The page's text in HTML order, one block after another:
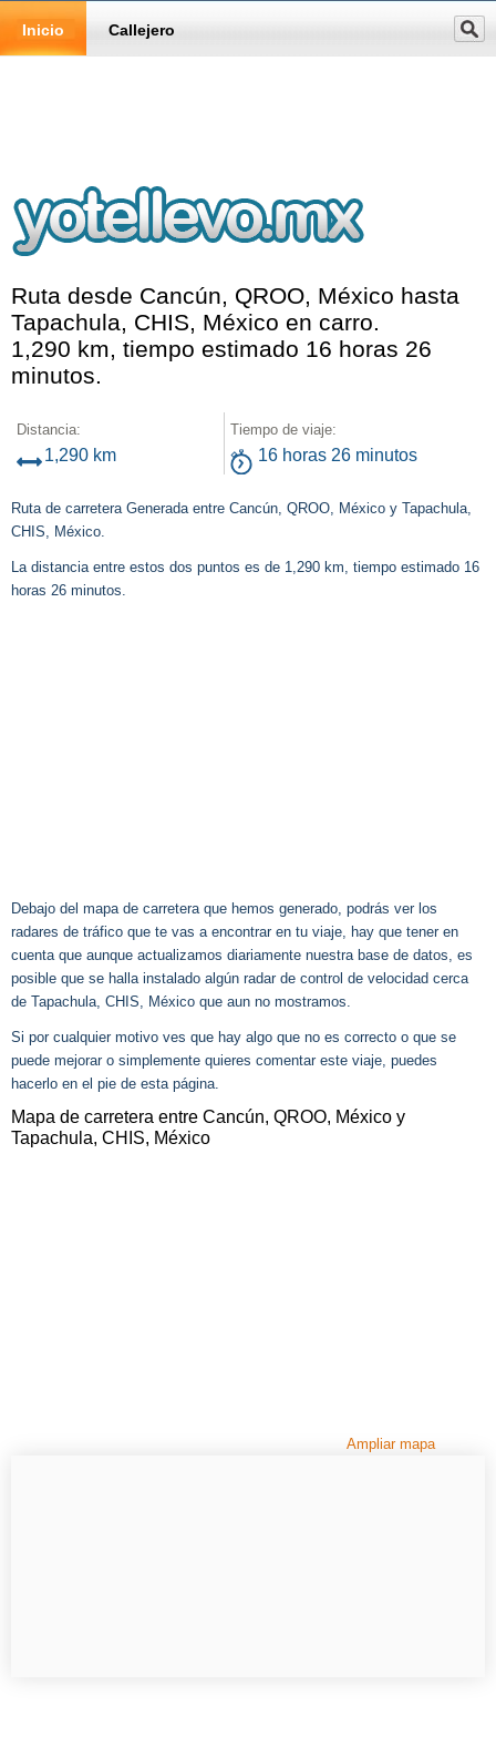
Inicio Callejero
Ruta desde Cancún, QROO, México hasta
Tapachula, CHIS, México en carro.
1,290 km, tiempo estimado 16 horas 26
minutos.
Distancia:
1,290 km
Tiempo de viaje:
16 horas 26 minutos
Ruta de carretera Generada entre Cancún, QROO, México y Tapachula,
CHIS, México.
La distancia entre estos dos puntos es de 1,290 km, tiempo estimado 16
horas 26 minutos.
Debajo del mapa de carretera que hemos generado, podrás ver los
radares de tráfico que te vas a encontrar en tu viaje, hay que tener en
cuenta que aunque actualizamos diariamente nuestra base de datos, es
posible que se halla instalado algún radar de control de velocidad cerca
de Tapachula, CHIS, México que aun no mostramos.
Si por cualquier motivo ves que hay algo que no es correcto o que se
puede mejorar o simplemente quieres comentar este viaje, puedes
hacerlo en el pie de esta página.
Mapa de carretera entre Cancún, QROO, México y
Tapachula, CHIS, México
Ampliar mapa